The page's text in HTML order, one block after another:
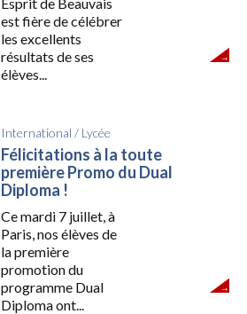
est fière de célébrer
les excellents
résultats de ses
élèves...
International / Lycée
Félicitations à la toute
première Promo du Dual
Diploma !
Ce mardi 7 juillet, à
Paris, nos élèves de
la première
promotion du
programme Dual
Diploma ont...